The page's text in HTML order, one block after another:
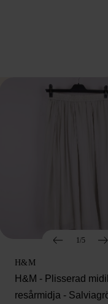
1/5
H&M
H&M - Plisserad
resårmidja -